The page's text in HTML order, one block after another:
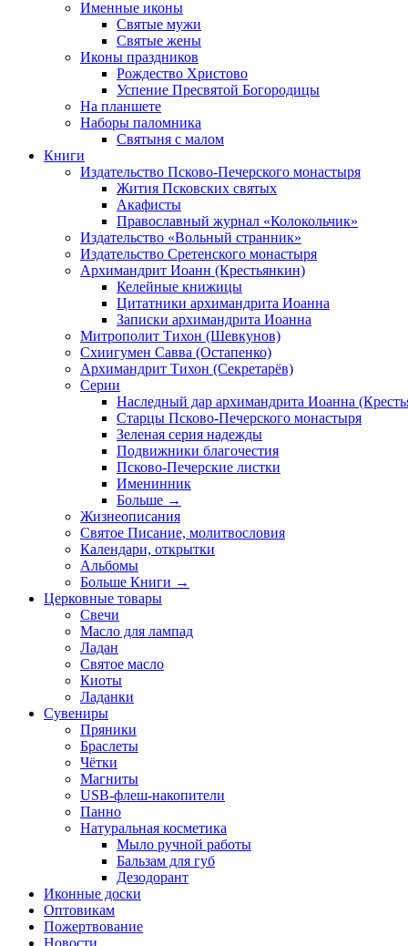
Именные иконы
Святые мужи
Святые жены
Иконы праздников
Рождество Христово
Успение Пресвятой Богородицы
На планшете
Наборы паломника
Святыня с малом
Книги
Издательство Псково-Печерского монастыря
Жития Псковских святых
Акафисты
Православный журнал «Колокольчик»
Издательство «Вольный странник»
Издательство Сретенского монастыря
Архимандрит Иоанн (Крестьянкин)
Келейные книжицы
Цитатники архимандрита Иоанна
Записки архимандрита Иоанна
Митрополит Тихон (Шевкунов)
Схиигумен Савва (Остапенко)
Архимандрит Тихон (Секретарёв)
Серии
Наследный дар архимандрита Иоанна
Старцы Псково-Печерского монастыря
Зеленая серия надежды
Подвижники благочестия
Псково-Печерские листки
Именинник
Больше →
Жизнеописания
Святое Писание, молитвословия
Календари, открытки
Альбомы
Больше Книги →
Церковные товары
Свечи
Масло для лампад
Ладан
Святое масло
Киоты
Ладанки
Сувениры
Пряники
Браслеты
Чётки
Магниты
USB-флеш-накопители
Панно
Натуральная косметика
Мыло ручной работы
Бальзам для губ
Дезодорант
Иконные доски
Оптовикам
Пожертвование
Новости